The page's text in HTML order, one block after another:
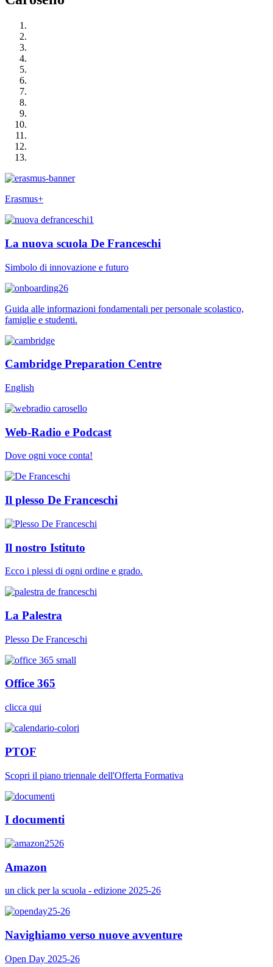
Erasmus+
La nuova scuola De Franceschi
Simbolo di innovazione e futuro
Guida alle informazioni fondamentali per personale scolastico,
famiglie e studenti.
Cambridge Preparation Centre
English
Web-Radio e Podcast
Dove ogni voce conta!
Il plesso De Franceschi
Il nostro Istituto
Ecco i plessi di ogni ordine e grado.
La Palestra
Plesso De Franceschi
Office 365
clicca qui
PTOF
Scopri il piano triennale dell'Offerta Formativa
I documenti
Amazon
un click per la scuola - edizione 2025-26
Navighiamo verso nuove avventure
Open Day 2025-26